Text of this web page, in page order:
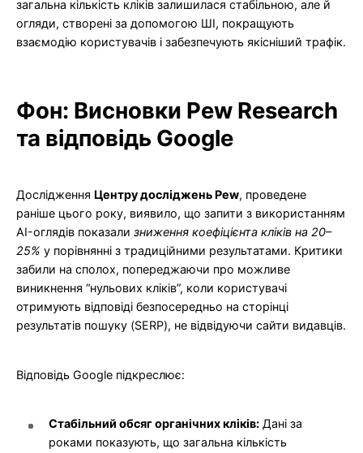
загальна кількість кліків залишилася стабільною, але й
огляди, створені за допомогою ШІ, покращують
взаємодію користувачів і забезпечують якісніший трафік.
Фон: Висновки Pew Research
та відповідь Google
Дослідження Центру досліджень Pew, проведене
раніше цього року, виявило, що запити з використанням
AI-оглядів показали зниження коефіцієнта кліків на 20–
25% у порівнянні з традиційними результатами. Критики
забили на сполох, попереджаючи про можливе
виникнення “нульових кліків”, коли користувачі
отримують відповіді безпосередньо на сторінці
результатів пошуку (SERP), не відвідуючи сайти видавців.
Відповідь Google підкреслює:
Стабільний обсяг органічних кліків: Дані за
роками показують, що загальна кількість